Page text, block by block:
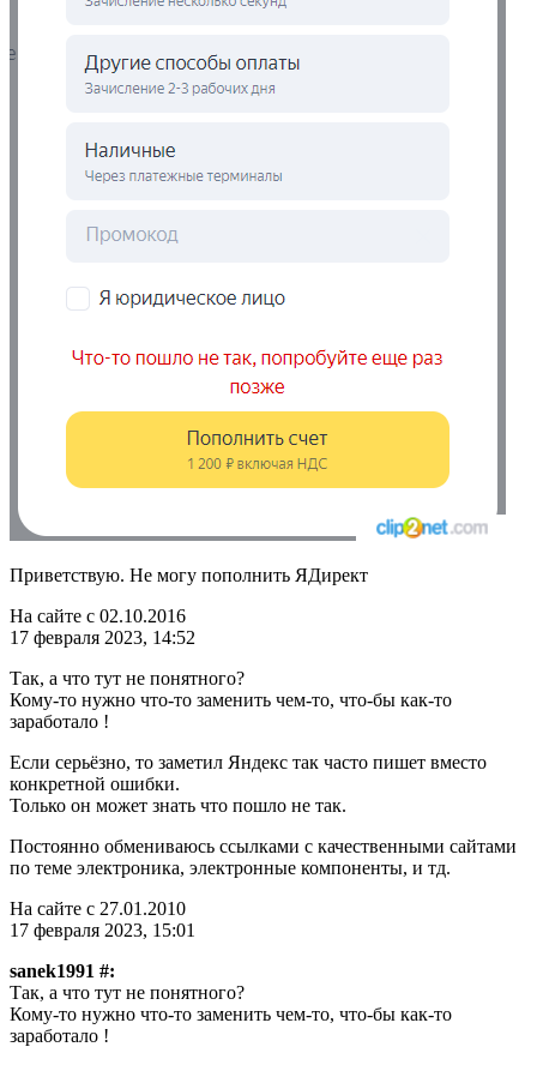
Приветствую. Не могу пополнить ЯДирект
На сайте с 02.10.2016
17 февраля 2023, 14:52
Так, а что тут не понятного?
Кому-то нужно что-то заменить чем-то, что-бы как-то
заработало !
Если серьёзно, то заметил Яндекс так часто пишет вместо
конкретной ошибки.
Только он может знать что пошло не так.
Постоянно обмениваюсь ссылками с качественными сайтами
по теме электроника, электронные компоненты, и тд.
На сайте с 27.01.2010
17 февраля 2023, 15:01
sanek1991 #:
Так, а что тут не понятного?
Кому-то нужно что-то заменить чем-то, что-бы как-то
заработало !